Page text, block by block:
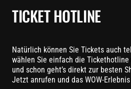
TICKET HOTLINE
Natürlich können Sie Tickets auch
wählen Sie einfach die
und schon geht’s direkt zur besten
Jetzt anrufen und das WOW-